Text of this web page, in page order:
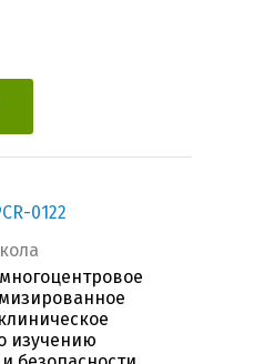
0122
изучению